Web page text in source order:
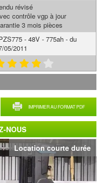
Location courte durée
IMPRIMER AU FORMAT PDF
révisé
contrôle vgp à jour
3 mois pièces
- 48V - 775ah - du
05/2011
NOUS